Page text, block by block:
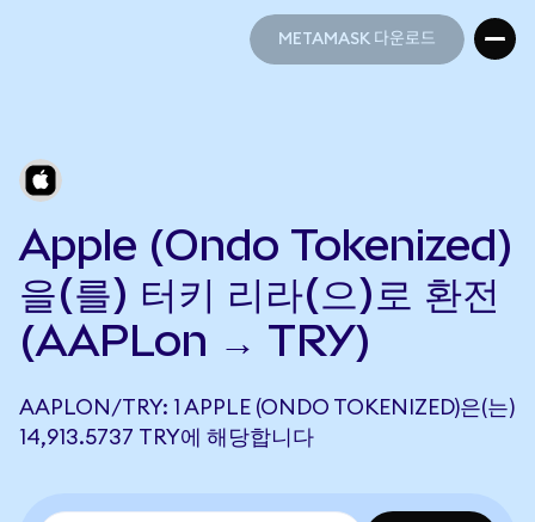
METAMASK 다운로드
Apple (Ondo Tokenized)
을(를) 터키 리라(으)로 환전
(AAPLon → TRY)
AAPLON/TRY: 1 APPLE (ONDO TOKENIZED)은(는)
14,913.5737 TRY에 해당합니다